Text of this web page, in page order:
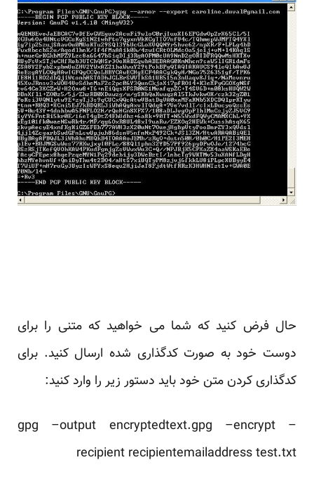
حال فرض کنید که شما می خواهید که متنی را برای
دوست خود به صورت کدگذاری شده ارسال کنید. برای
کدگذاری کردن متن خود باید دستور زیر را وارد کنید:
gpg –output encryptedtext.gpg –encrypt –
recipient recipientemailaddress test.txt